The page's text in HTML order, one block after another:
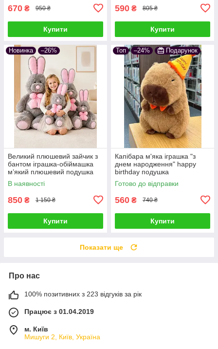
670 ₴ 950 ₴
Купити
590 ₴ 805 ₴
Купити
Новинка –26%
Великий плюшевий зайчик з
бантом іграшка-обіймашка
м’який плюшевий подушка
сквішмеллоу антистрес
подарунок дітям та дорослим
В наявності
850 ₴ 1 150 ₴
Купити
Топ –24% Подарунок
Капібара м'яка іграшка "з
днем народження" happy
birthday подушка
сквишмеллоу антистрес 30
см
Готово до відправки
560 ₴ 740 ₴
Купити
Показати ще
Про нас
100% позитивних з 223 відгуків за рік
Працює з 01.04.2019
м. Київ
Мишуги 2, Київ, Україна